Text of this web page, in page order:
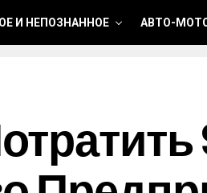
И НЕПОЗНАННОЕ АВТО-